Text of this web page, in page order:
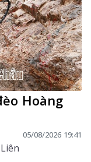
Hoàng
05/08/2026 19:41